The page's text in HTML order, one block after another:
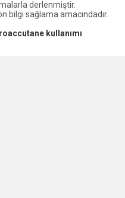
derlenmiştir.
bilgi sağlama amacındadır.
roaccutane kullanımı